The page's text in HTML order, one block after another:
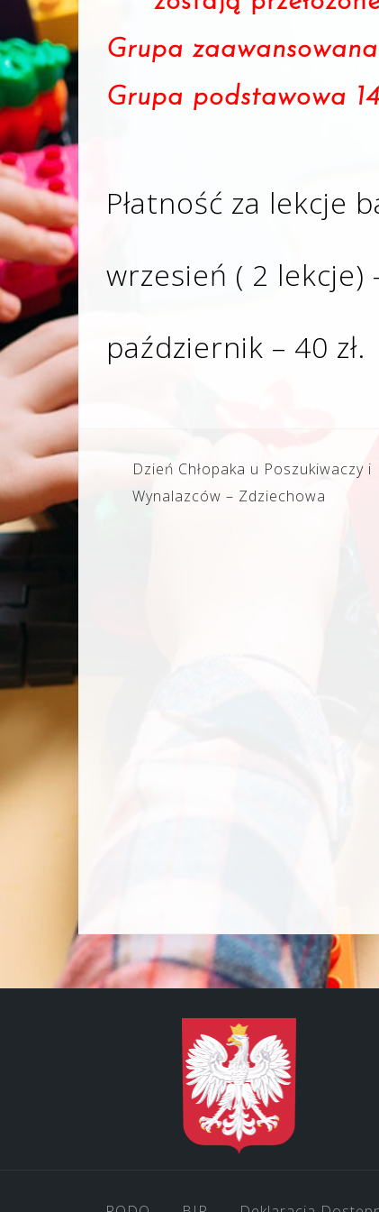
Grupa
Grupa podstawowa
Płatność za lekcje
wrzesień ( 2 lekcje)
październik – 40 zł.
Nawigacja
wpisu
Dzień Chłopaka u Poszukiwaczy i
Wynalazców – Zdziechowa